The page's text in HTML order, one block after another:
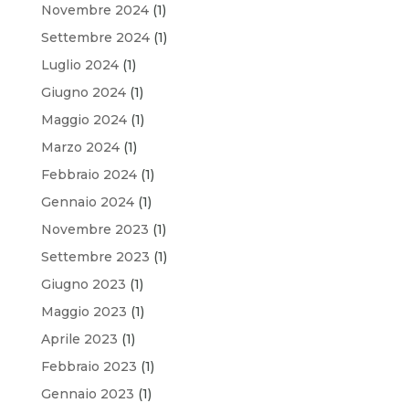
Novembre 2024(1)
Settembre 2024(1)
Luglio 2024(1)
Giugno 2024(1)
Maggio 2024(1)
Marzo 2024(1)
Febbraio 2024(1)
Gennaio 2024(1)
Novembre 2023 (1)
Settembre 2023 (1)
Giugno 2023 (1)
Maggio 2023 (1)
Aprile 2023 (1)
Febbraio 2023 (1)
Gennaio 2023 (1)